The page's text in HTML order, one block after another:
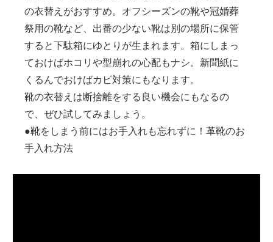
の衣替えがおすすめ。オフシーズンの靴や冠婚葬
祭用の靴など、出番の少ない靴は別の場所に保管
すると下駄箱にゆとりが生まれます。箱にしまっ
ておけばホコリや型崩れの心配もナシ。新聞紙に
くるんでおけばカビ対策にもなります。
靴の衣替えは断捨離をする良い機会にもなるの
で、ぜひ試してみましょう。
●靴をしまう前にはお手入れも忘れずに！革靴のお
手入れ方法